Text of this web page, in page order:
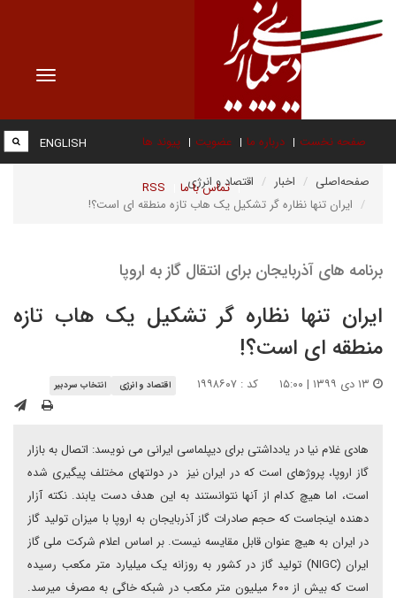
Toggle
صفحه نخست درباره ما عضویت پیوند ها
تماس با ما RSS
ENGLISH
صفحه‌اصلی اخبار
اقتصاد و انرژی
ایران تنها نظاره گر تشکیل یک هاب تازه منطقه ای است؟!
برنامه های آذربایجان برای انتقال گاز به اروپا
ایران تنها نظاره گر تشکیل یک هاب تازه
منطقه ای است؟!
کد : ۱۹۹۸۶۰۷ اقتصاد و انرژی انتخاب سردبیر
هادی غلام نیا در یادداشتی برای دیپلماسی ایرانی می نویسد: اتصال به بازار
گاز اروپا، پروژه‎ای است که در ایران نیز در دولت‎های مختلف پیگیری شده
است، اما هیچ کدام از آنها نتوانستند به این هدف دست یابند. نکته آزار
دهنده اینجاست که حجم صادرات گاز آذربایجان به اروپا با میزان تولید گاز
در ایران به هیچ عنوان قابل مقایسه نیست. بر اساس اعلام شرکت ملی گاز
ایران (NIGC) تولید گاز در کشور به روزانه یک میلیارد متر مکعب رسیده
است که بیش از ۶۰۰ میلیون متر مکعب در شبکه خاگی به مصرف می‎رسد.